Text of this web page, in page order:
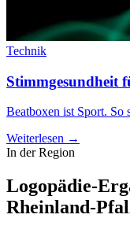
Technik
Stimmgesundheit
Beatboxen ist Sport. So
Weiterlesen →
In der Region
Logopädie-
Rheinland-